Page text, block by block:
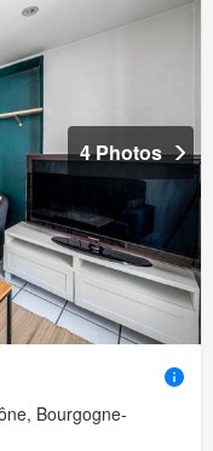
4 Photos
Bourgogne-